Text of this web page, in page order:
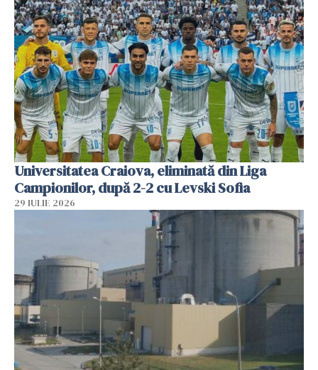
Universitatea Craiova, eliminată din Liga
Campionilor, după 2-2 cu Levski Sofia
29 IULIE 2026